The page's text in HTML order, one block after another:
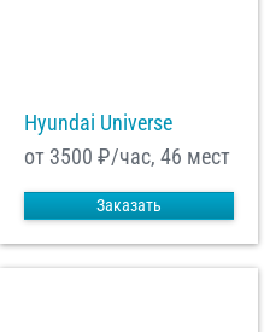
Hyundai Universe
от 3500 ₽/час, 46 мест
Заказать